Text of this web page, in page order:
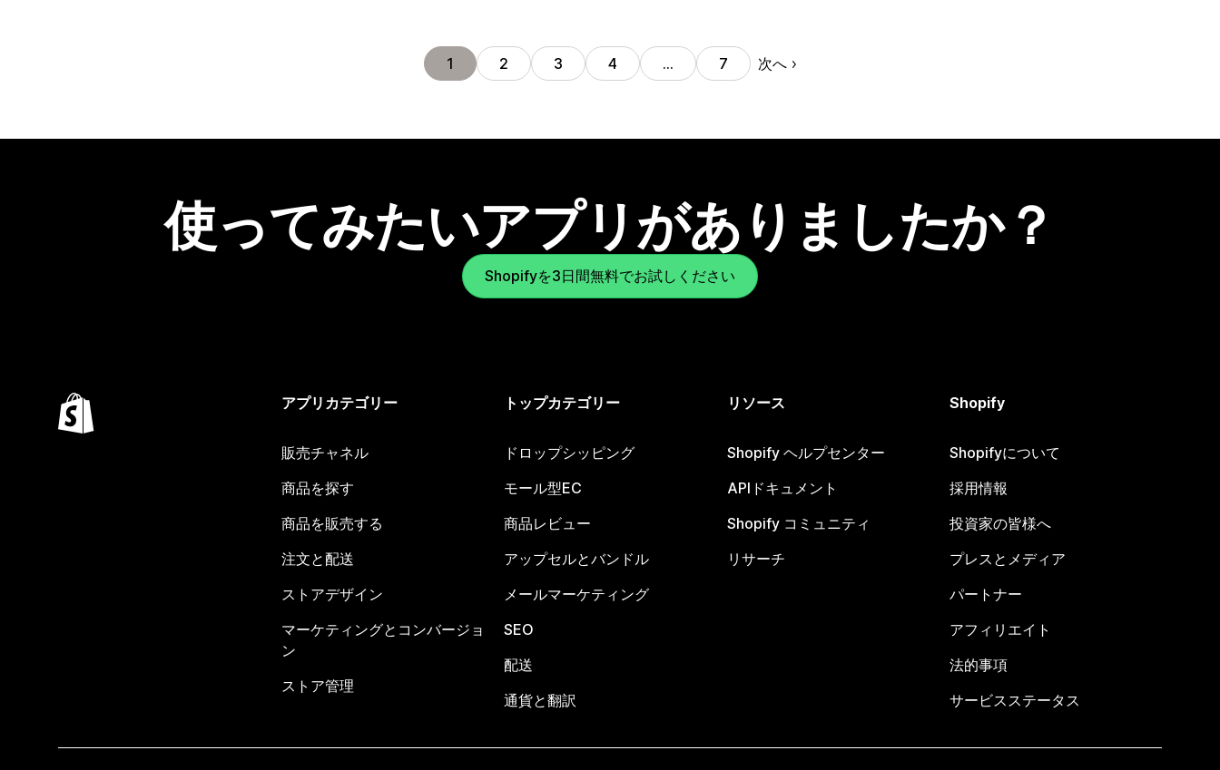
1 2 3 4 … 7 次へ
使ってみたいアプリがありましたか？
Shopifyを3日間無料でお試しください
アプリカテゴリー
販売チャネル
商品を探す
商品を販売する
注文と配送
ストアデザイン
マーケティングとコンバージョ
ン
ストア管理
トップカテゴリー
ドロップシッピング
モール型EC
商品レビュー
アップセルとバンドル
メールマーケティング
SEO
配送
通貨と翻訳
リソース
Shopify ヘルプセンター
APIドキュメント
Shopify コミュニティ
リサーチ
Shopify
Shopifyについて
採用情報
投資家の皆様へ
プレスとメディア
パートナー
アフィリエイト
法的事項
サービスステータス